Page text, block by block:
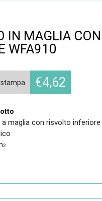
IN MAGLIA
WFA910
€4,62
a maglia con risvolto inferiore
2